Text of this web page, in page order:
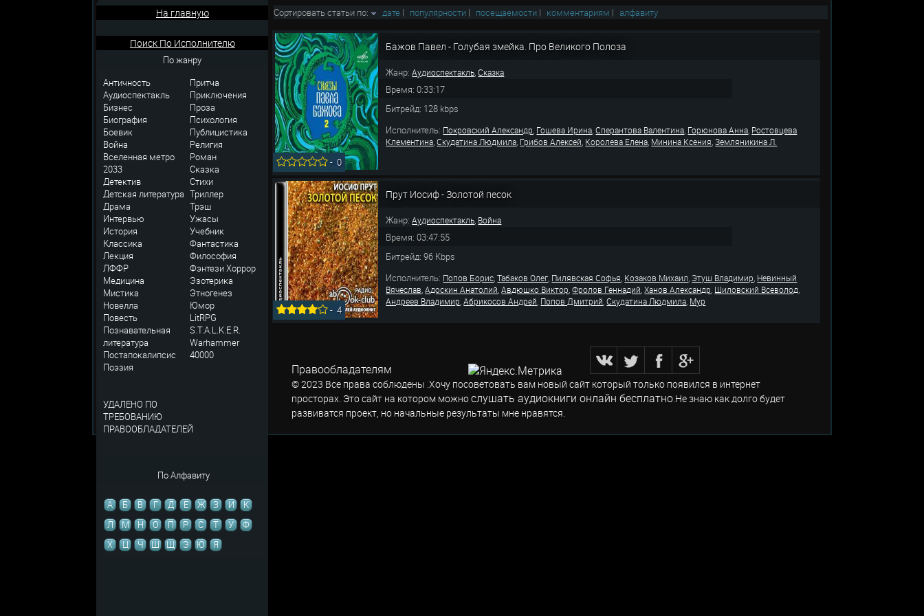
На главную
Поиск По Исполнителю
По жанру
Античность
Аудиоспектакль
Бизнес
Биография
Боевик
Война
Вселенная метро
2033
Детектив
Детская литература
Драма
Интервью
История
Классика
Лекция
ЛФФР
Медицина
Мистика
Новелла
Повесть
Познавательная
литература
Постапокалипсис
Поэзия
УДАЛЕНО ПО
ТРЕБОВАНИЮ
ПРАВООБЛАДАТЕЛЕЙ
Притча
Приключения
Проза
Психология
Публицистика
Религия
Роман
Сказка
Стихи
Триллер
Трэш
Ужасы
Учебник
Фантастика
Философия
ФэнтезиХоррор
Эзотерика
Этногенез
Юмор
LitRPG
S.T.A.L.K.E.R.
Warhammer
40000
По Алфавиту
А Б В Г Д Е Ж З И
К
Л
М Н О П Р С Т У
Ф
Х
Ц Ч Ш Щ Э Ю Я
Сортировать статьи по: дате | популярности | посещаемости | комментариям | алфавиту
-0
Бажов Павел - Голубая змейка. Про Великого Полоза
Жанр:Аудиоспектакль,Сказка
Время: 0:33:17
Битрейд: 128 kbps
Исполнитель: Покровский Александр, Гошева Ирина,Сперантова Валентина, Горюнова Анна, Ростовцева
Клементина,Скудатина Людмила, Грибов Алексей, Королева Елена, Минина Ксения,Земляникина Л.
-4
Прут Иосиф - Золотой песок
Жанр:Аудиоспектакль, Война
Время: 03:47:55
Битрейд: 96 Kbps
Исполнитель: Попов Борис,Табаков Олег, Пилявская Софья, Козаков Михаил, Этуш Владимир, Невинный
Вячеслав,Адоскин Анатолий,Авдюшко Виктор,Фролов Геннадий,Ханов Александр, Шиловский Всеволод,
Андреев Владимир,Абрикосов Андрей, Попов Дмитрий,Скудатина Людмила, Мур
Правообладателям
© 2023 Все права соблюдены .Хочу посоветовать вам новый сайт который только появился в интернет
просторах. Это сайт на котором можнослушать аудиокниги онлайн бесплатно.Не знаю как долго будет
развиватся проект, но начальные результаты мне нравятся.